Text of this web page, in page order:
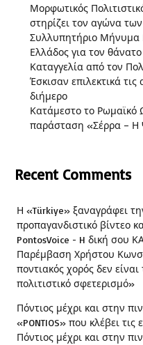
Μορφωτικός
στηρίζει τον αγώνα
Συλλυπητήριο Μήνυμα
Ελλάδος για τον
Καταγγελία από τον
Έσκισαν επιλεκτικά
διήμερο
Κατάμεστο το Ρωμαϊκό
παράσταση «Σέρρα – Η
Recent Comments
Η «Türkiye» ξαναγράφει
προπαγανδιστικό βίντεο
PontosVoice - H δική σου
Παρέμβαση Χρήστου
ποντιακός χορός δεν είναι
πολιτιστικό σφετερισμό»
Πόντιος μέχρι και στην
«PONTIOS» που κλέβει
Πόντιος μέχρι και στην